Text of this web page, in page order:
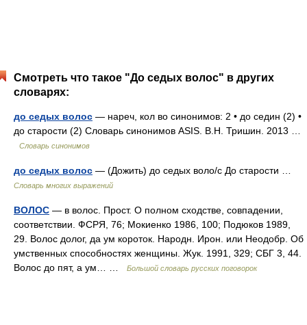
Смотреть что такое "До седых волос" в других
словарях:
до седых волос — нареч, кол во синонимов: 2 • до седин (2) •
до старости (2) Словарь синонимов ASIS. В.Н. Тришин. 2013 …
Словарь синонимов
до седых волос — (Дожить) до седых воло/с До старости …
Словарь многих выражений
ВОЛОС — в волос. Прост. О полном сходстве, совпадении,
соответствии. ФСРЯ, 76; Мокиенко 1986, 100; Подюков 1989,
29. Волос долог, да ум короток. Народн. Ирон. или Неодобр. Об
умственных способностях женщины. Жук. 1991, 329; СБГ 3, 44.
Волос до пят, а ум… …
Большой словарь русских поговорок